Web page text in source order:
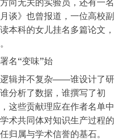
谈》也曾报道，一位高校副
本科的女儿挂名多篇论文，
名“变味”始
辑并不复杂——谁设计了研
分析了数据，谁撰写了初
这些贡献理应在作者名单中
术共同体对知识生产过程的
归属与学术信誉的基石。